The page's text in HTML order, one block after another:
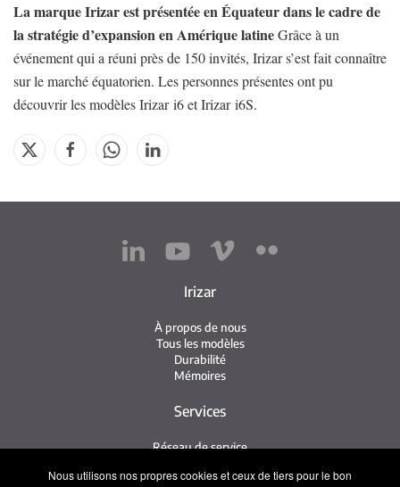
Nous utilisons nos propres cookies et ceux de tiers pour le bon
La marque Irizar est présentée en Équateur dans le cadre de
la stratégie d’expansion en Amérique latineGrâce à un
événement qui a réuni près de 150 invités, Irizar s’est fait connaître
sur le marché équatorien. Les personnes présentes ont pu
découvrir les modèles Irizar i6 et Irizar i6S.
Irizar
À propos de nous
Tous les modèles
Durabilité
Mémoires
Services
Réseau de service
iService